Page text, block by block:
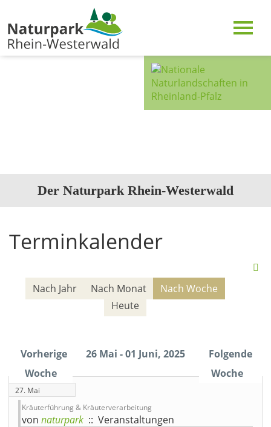
Der Naturpark Rhein-Westerwald
Terminkalender
Nach Jahr Nach Monat
Nach Woche
Heute
Vorherige
Woche
26 Mai - 01 Juni, 2025
Folgende
Woche
27. Mai
Kräuterführung & Kräuterverarbeitung
von naturpark :: Veranstaltungen